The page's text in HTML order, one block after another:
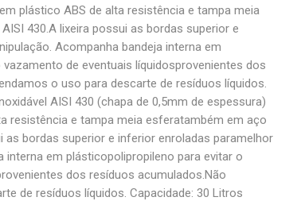
plástico ABS de alta resistência e tampa meia
430.A lixeira possui as bordas superior e
Acompanha bandeja interna em
de eventuais líquidosprovenientes dos
o uso para descarte de resíduos líquidos.
AISI 430 (chapa de 0,5mm de espessura)
resistência e tampa meia esferatambém em aço
as bordas superior e inferior enroladas paramelhor
interna em plásticopolipropileno para evitar o
dos resíduos acumulados.Não
de resíduos líquidos. Capacidade: 30 Litros